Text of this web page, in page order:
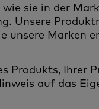
sie in der
Unsere
unsere Marken
Produkts, Ihrer
auf das